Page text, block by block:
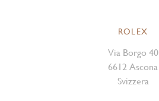
ROLEX
Via Borgo 40
6612 Ascona
Svizzera